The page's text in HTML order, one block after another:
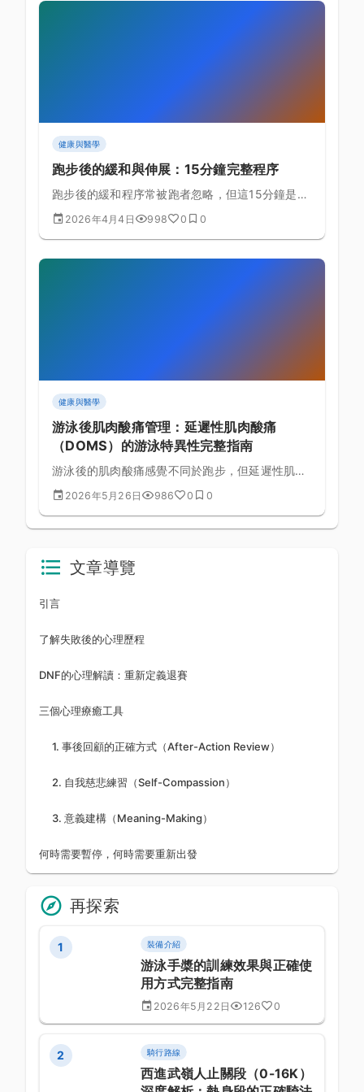
健康與醫學
跑步後的緩和與伸展：15分鐘完整程序
跑步後的緩和程序常被跑者忽略，但這15分鐘是預
防傷害、加速恢復的最重要投資之一。
2026年4月4日 998 0 0
健康與醫學
游泳後肌肉酸痛管理：延遲性肌肉酸痛
（DOMS）的游泳特異性完整指南
游泳後的肌肉酸痛感覺不同於跑步，但延遲性肌肉
酸痛（DOMS）同樣會影響訓練效果。本文解析游
泳特異性 DOMS 的成因，並提供冷熱水療、主動
2026年5月26日 986 0 0
文章導覽
引言
了解失敗後的心理歷程
DNF的心理解讀：重新定義退賽
三個心理療癒工具
1. 事後回顧的正確方式（After-Action Review）
2. 自我慈悲練習（Self-Compassion）
3. 意義建構（Meaning-Making）
何時需要暫停，何時需要重新出發
再探索
1 裝備介紹
游泳手槳的訓練效果與正確使
用方式完整指南
2026年5月22日 126 0
2 騎行路線
西進武嶺人止關段（0-16K）